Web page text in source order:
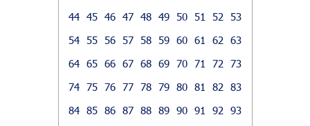
44 45 46 47 48 49 50 51 52
53
54 55 56 57 58 59 60 61 62
63
64 65 66 67 68 69 70 71 72
73
74 75 76 77 78 79 80 81 82
83
84 85 86 87 88 89 90 91 92
93